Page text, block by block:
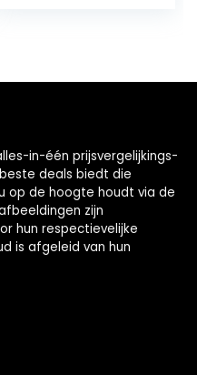
in-één prijsvergelijkings-
deals biedt die
op de hoogte houdt via de
zijn
hun respectievelijke
is afgeleid van hun